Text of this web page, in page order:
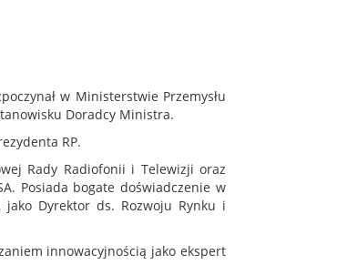
w Ministerstwie Przemysłu
Doradcy Ministra.
RP.
Rady Radiofonii i Telewizji oraz
Posiada bogate doświadczenie w
jako Dyrektor ds. Rozwoju Rynku i
innowacyjnością jako ekspert